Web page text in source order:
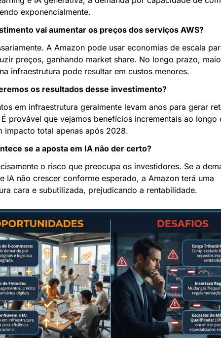
exponencialmente.
vai aumentar os preços dos serviços AWS?
A Amazon pode usar economias de escala
preços, ganhando market share. No longo prazo,
infraestrutura pode resultar em custos menores.
os resultados desse investimento?
em infraestrutura geralmente levam anos para gerar
provável que vejamos benefícios incrementais ao longo
impacto total apenas após 2028.
se a aposta em IA não der certo?
o risco que preocupa os investidores. Se a
IA não crescer conforme esperado, a Amazon terá uma
cara e subutilizada, prejudicando a rentabilidade.